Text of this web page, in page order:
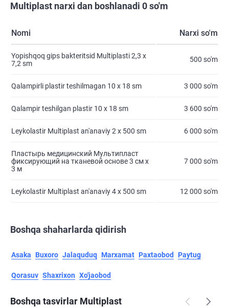
Multiplast narxi dan boshlanadi 0 so'm
Nomi Narxi so'm
Yopishqoq gips bakteritsid Multiplasti 2,3 х
7,2 sm
500 so'm
Qalampirli plastir teshilmagan 10 х 18 sm 3 000 so'm
Qalampir teshilgan plastir 10 х 18 sm 3 600 so'm
Leykolastir Multiplast an'anaviy 2 х 500 sm 6 000 so'm
Пластырь медицинский Мультипласт
фиксирующий на тканевой основе 3 см х
3 м
7 000 so'm
Leykolastir Multiplast an'anaviy 4 х 500 sm 12 000 so'm
Boshqa shaharlarda qidirish
Asaka Buxoro Jalaquduq Marxamat Paxtaobod Paytug
Qorasuv Shaxrixon Xo'jaobod
Boshqa tasvirlar Multiplast